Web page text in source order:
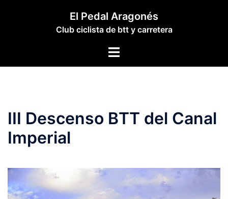
El Pedal Aragonés
Club ciclista de btt y carretera
Alternar
III Descenso BTT del Canal
Imperial